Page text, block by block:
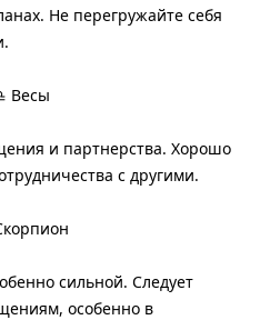
Не перегружайте себя
Весы
и партнерства. Хорошо
с другими.
сильной. Следует
особенно в